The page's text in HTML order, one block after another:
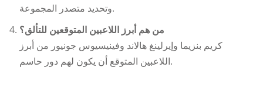
وتحديد متصدر المجموعة.
من هم أبرز اللاعبين المتوقعين للتألق؟
كريم بنزيما وإيرلينغ هالاند وفينيسيوس جونيور من أبرز
اللاعبين المتوقع أن يكون لهم دور حاسم.